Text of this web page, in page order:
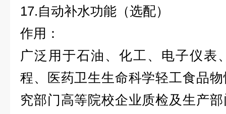
17.自动补水功能（选配）
作用：
广泛用于石油、化工、电子仪表
程、医药卫生生命科学轻工食品
究部门高等院校企业质检及生产